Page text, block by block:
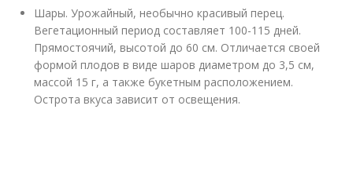
Шары. Урожайный, необычно красивый перец.
Вегетационный период составляет 100-115 дней.
Прямостоячий, высотой до 60 см. Отличается своей
формой плодов в виде шаров диаметром до 3,5 см,
массой 15 г, а также букетным расположением.
Острота вкуса зависит от освещения.